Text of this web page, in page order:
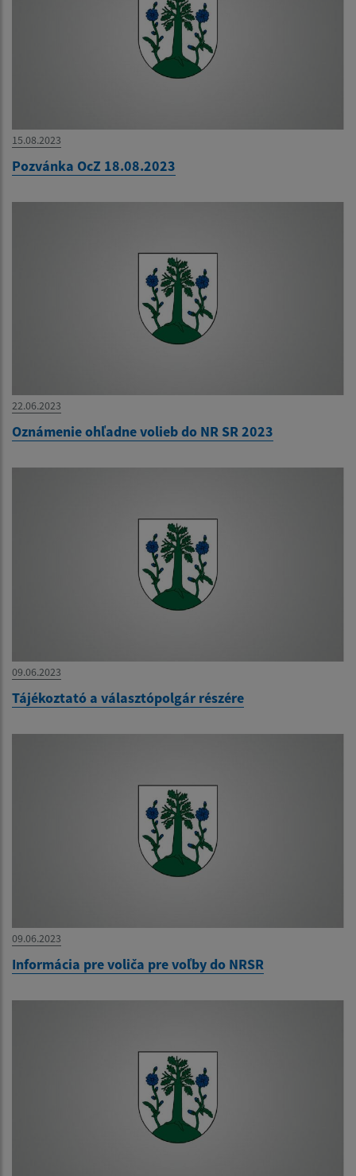
15.08.2023
Pozvánka OcZ 18.08.2023
22.06.2023
Oznámenie ohľadne volieb do NR SR 2023
09.06.2023
Tájékoztató a választópolgár részére
09.06.2023
Informácia pre voliča pre voľby do NRSR